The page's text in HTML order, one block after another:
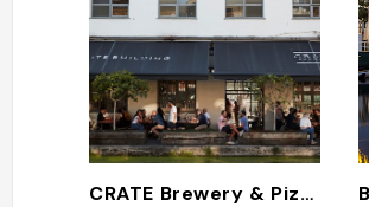
CRATE Brewery & Pizzeria